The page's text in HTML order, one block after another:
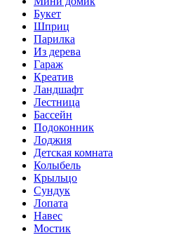
Букет
Шприц
Парилка
Из дерева
Гараж
Креатив
Ландшафт
Лестница
Бассейн
Подоконник
Лоджия
Детская комната
Колыбель
Крыльцо
Сундук
Лопата
Навес
Мостик